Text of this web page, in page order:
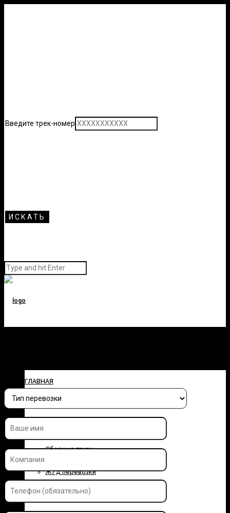
Введите трек-номер
ГЛАВНАЯ
О КОМПАНИИ
УСЛУГИ
Сборные грузы
Ж/д перевозки
Контейнерные перевозки
стоимость перевозки